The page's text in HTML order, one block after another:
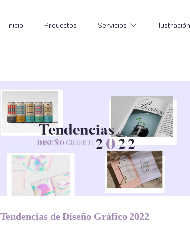
Inicio Proyectos Servicios Ilustración
Tendencias de Diseño Gráfico 2022